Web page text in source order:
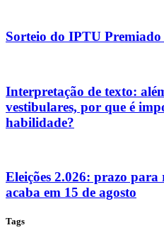
Sorteio do IPTU Premiado
Interpretação de texto:
vestibulares, por que é
habilidade?
Eleições 2.026: prazo
acaba em 15 de agosto
Tags